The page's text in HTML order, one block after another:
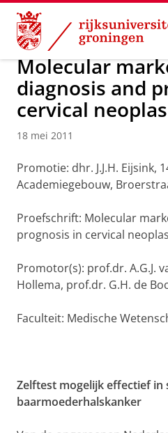
Skip
Content
Skip
Navigation
Over ons Actueel Nieuws
Molecular
diagnosis and
cervical
18 mei 2011
Promotie: dhr. J.J.H. Eijsink,
Academiegebouw,
Proefschrift: Molecular
prognosis in cervical
Promotor(s): prof.dr. A.G.J.
Hollema, prof.dr. G.H. de
Faculteit: Medische
Zelftest mogelijk effectief in
baarmoederhalskanker